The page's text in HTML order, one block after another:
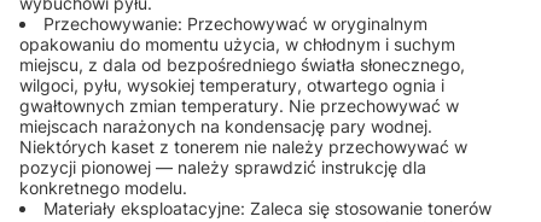
Przechowywanie: Przechowywać w oryginalnym
opakowaniu do momentu użycia, w chłodnym i suchym
miejscu, z dala od bezpośredniego światła słonecznego,
wilgoci, pyłu, wysokiej temperatury, otwartego ognia i
gwałtownych zmian temperatury. Nie przechowywać w
miejscach narażonych na kondensację pary wodnej.
Niektórych kaset z tonerem nie należy przechowywać w
pozycji pionowej — należy sprawdzić instrukcję dla
konkretnego modelu.
Materiały eksploatacyjne: Zaleca się stosowanie tonerów